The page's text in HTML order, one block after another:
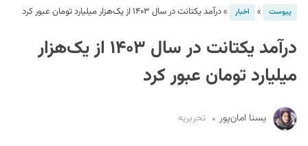
پیوست » اخبار »درآمد یکتانت در سال ۱۴۰۳ از یک‌هزار میلیارد تومان عبور کرد
درآمد یکتانت در سال ۱۴۰۳ از یک‌هزار
میلیارد تومان عبور کرد
یسنا امان‌پور تحریریه